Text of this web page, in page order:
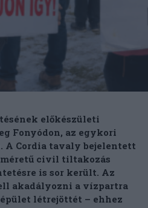
előkészületi
Fonyódon, az egykori
A Cordia tavaly bejelentett
civil tiltakozás
is sor került. Az
akadályozni a vízpartra
létrejöttét – ehhez